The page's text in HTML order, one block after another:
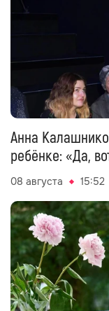
Анна
ребёнке: «Да,
08 августа 15:52